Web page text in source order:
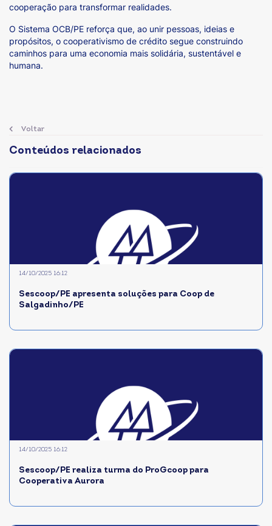
cooperação para transformar realidades.
O Sistema OCB/PE reforça que, ao unir pessoas, ideias e
propósitos, o cooperativismo de crédito segue construindo
caminhos para uma economia mais solidária, sustentável e
humana.
Voltar
Conteúdos relacionados
Sescoop/PE apresenta soluções para Coop de
Salgadinho/PE
14/10/2025 16:12
Sescoop/PE realiza turma do ProGcoop para
Cooperativa Aurora
14/10/2025 16:12